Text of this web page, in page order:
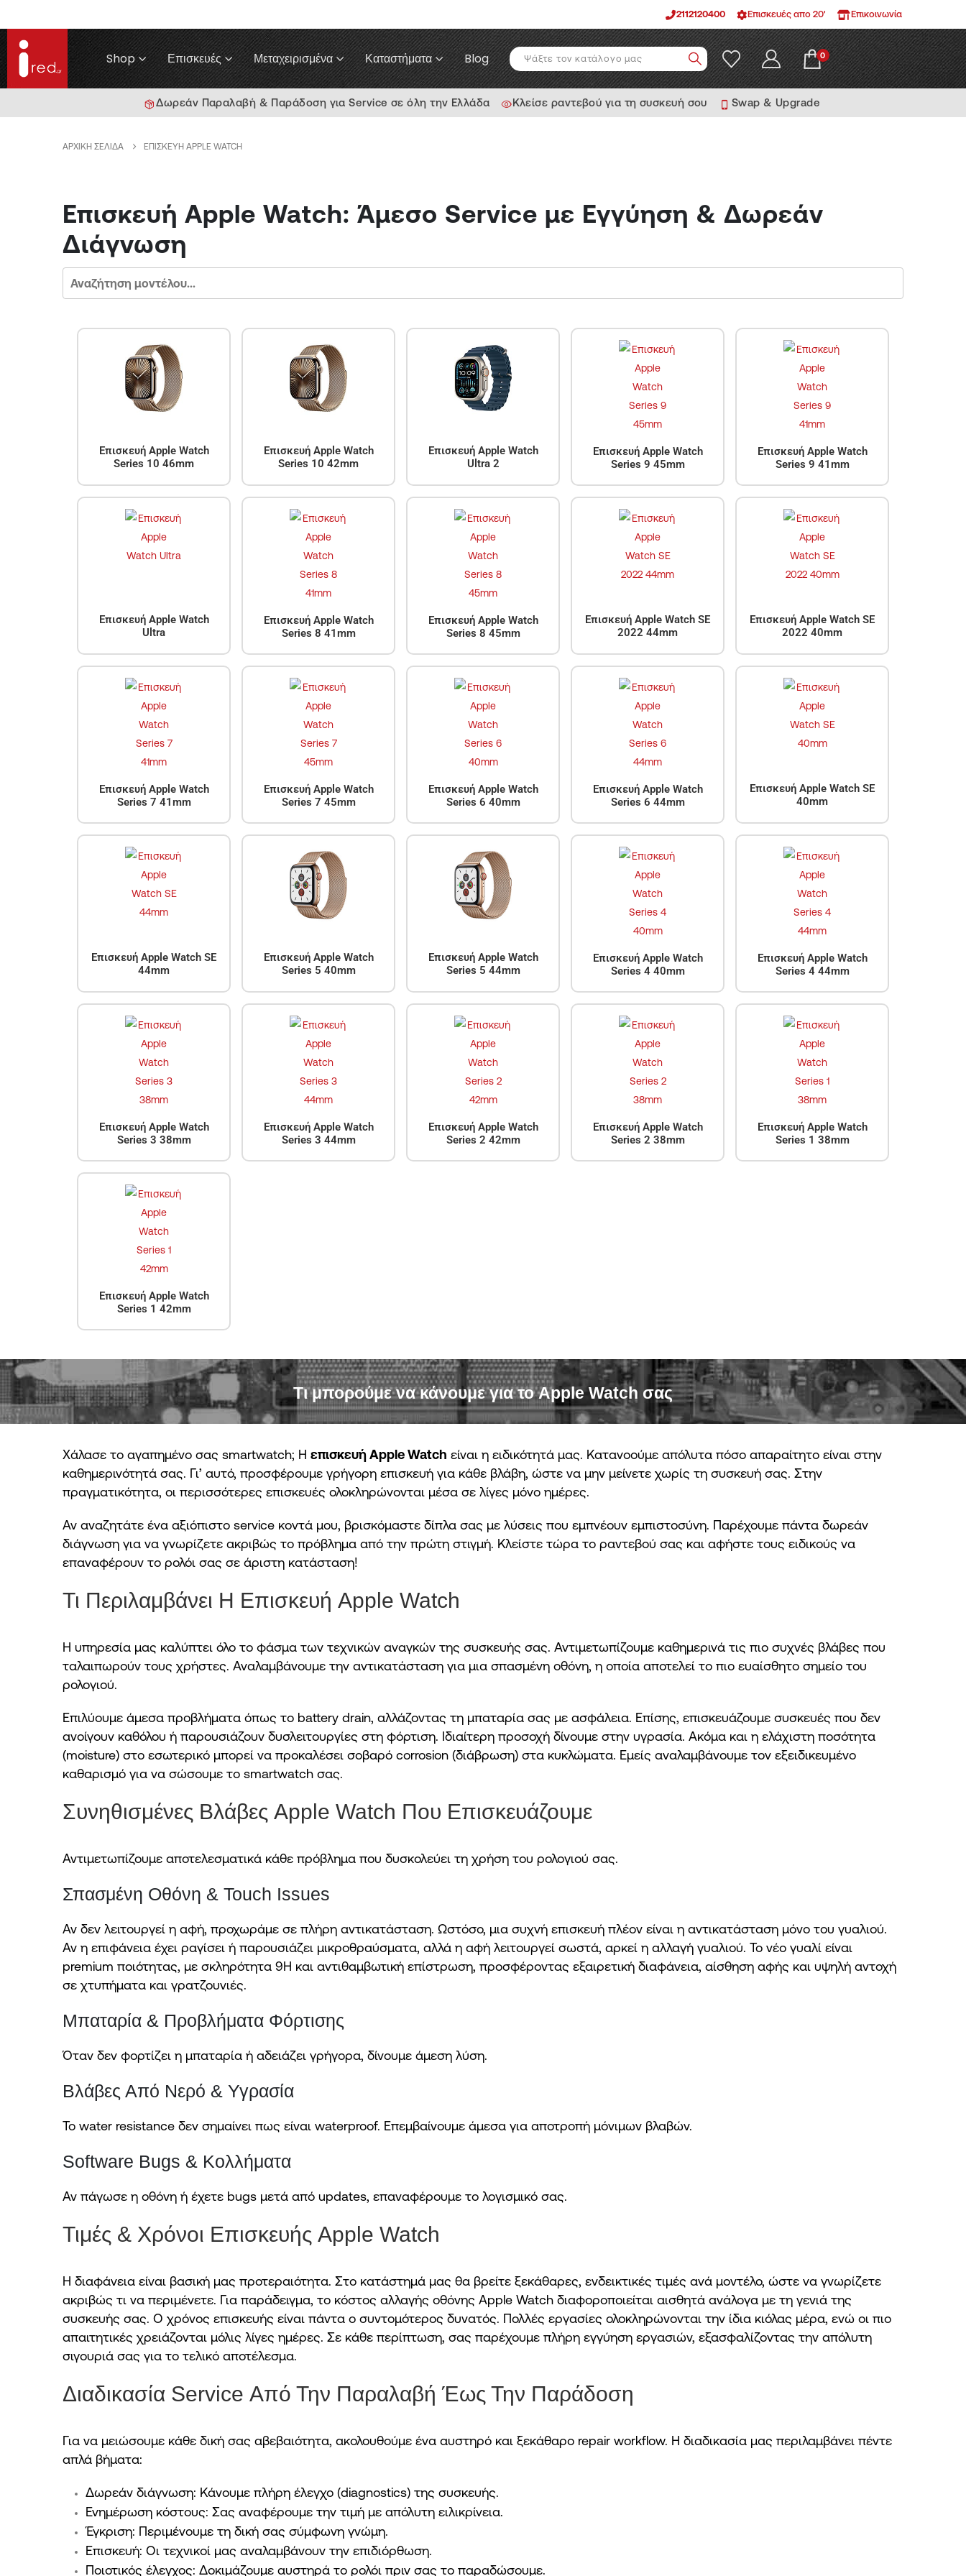
2112120400 Επισκευές απο 20' Επικοινωνία
Shop Επισκευές Μεταχειρισμένα Καταστήματα Blog 0
Δωρεάν Παραλαβή & Παράδοση για Service σε όλη την Ελλάδα Κλείσε ραντεβού για τη συσκευή σου Swap & Upgrade
ΑΡΧΙΚΉ ΣΕΛΊΔΑ ΕΠΙΣΚΕΥΉ APPLE WATCH
Επισκευή Apple Watch: Άμεσο Service με Εγγύηση & Δωρεάν
Διάγνωση
Επισκευή Apple Watch
Series 10 46mm
Επισκευή Apple Watch
Series 10 42mm
Επισκευή Apple Watch
Ultra 2
Επισκευή Apple Watch
Series 9 45mm
Επισκευή Apple Watch
Series 9 41mm
Επισκευή Apple Watch
Ultra
Επισκευή Apple Watch
Series 8 41mm
Επισκευή Apple Watch
Series 8 45mm
Επισκευή Apple Watch SE
2022 44mm
Επισκευή Apple Watch SE
2022 40mm
Επισκευή Apple Watch
Series 7 41mm
Επισκευή Apple Watch
Series 7 45mm
Επισκευή Apple Watch
Series 6 40mm
Επισκευή Apple Watch
Series 6 44mm
Επισκευή Apple Watch SE
40mm
Επισκευή Apple Watch SE
44mm
Επισκευή Apple Watch
Series 5 40mm
Επισκευή Apple Watch
Series 5 44mm
Επισκευή Apple Watch
Series 4 40mm
Επισκευή Apple Watch
Series 4 44mm
Επισκευή Apple Watch
Series 3 38mm
Επισκευή Apple Watch
Series 3 44mm
Επισκευή Apple Watch
Series 2 42mm
Επισκευή Apple Watch
Series 2 38mm
Επισκευή Apple Watch
Series 1 38mm
Επισκευή Apple Watch
Series 1 42mm
Τι μπορούμε να κάνουμε για το Apple Watch σας
Χάλασε το αγαπημένο σας smartwatch; Η επισκευή Apple Watch είναι η ειδικότητά μας. Κατανοούμε απόλυτα πόσο απαραίτητο είναι στην
καθημερινότητά σας. Γι’ αυτό, προσφέρουμε γρήγορη επισκευή για κάθε βλάβη, ώστε να μην μείνετε χωρίς τη συσκευή σας. Στην
πραγματικότητα, οι περισσότερες επισκευές ολοκληρώνονται μέσα σε λίγες μόνο ημέρες.
Αν αναζητάτε ένα αξιόπιστο service κοντά μου, βρισκόμαστε δίπλα σας με λύσεις που εμπνέουν εμπιστοσύνη. Παρέχουμε πάντα δωρεάν
διάγνωση για να γνωρίζετε ακριβώς το πρόβλημα από την πρώτη στιγμή. Κλείστε τώρα το ραντεβού σας και αφήστε τους ειδικούς να
επαναφέρουν το ρολόι σας σε άριστη κατάσταση!
Τι Περιλαμβάνει Η Επισκευή Apple Watch
Η υπηρεσία μας καλύπτει όλο το φάσμα των τεχνικών αναγκών της συσκευής σας. Αντιμετωπίζουμε καθημερινά τις πιο συχνές βλάβες που
ταλαιπωρούν τους χρήστες. Αναλαμβάνουμε την αντικατάσταση για μια σπασμένη οθόνη, η οποία αποτελεί το πιο ευαίσθητο σημείο του
ρολογιού.
Επιλύουμε άμεσα προβλήματα όπως το battery drain, αλλάζοντας τη μπαταρία σας με ασφάλεια. Επίσης, επισκευάζουμε συσκευές που δεν
ανοίγουν καθόλου ή παρουσιάζουν δυσλειτουργίες στη φόρτιση. Ιδιαίτερη προσοχή δίνουμε στην υγρασία. Ακόμα και η ελάχιστη ποσότητα
(moisture) στο εσωτερικό μπορεί να προκαλέσει σοβαρό corrosion (διάβρωση) στα κυκλώματα. Εμείς αναλαμβάνουμε τον εξειδικευμένο
καθαρισμό για να σώσουμε το smartwatch σας.
Συνηθισμένες Βλάβες Apple Watch Που Επισκευάζουμε
Αντιμετωπίζουμε αποτελεσματικά κάθε πρόβλημα που δυσκολεύει τη χρήση του ρολογιού σας.
Σπασμένη Οθόνη & Touch Issues
Αν δεν λειτουργεί η αφή, προχωράμε σε πλήρη αντικατάσταση. Ωστόσο, μια συχνή επισκευή πλέον είναι η αντικατάσταση μόνο του γυαλιού.
Αν η επιφάνεια έχει ραγίσει ή παρουσιάζει μικροθραύσματα, αλλά η αφή λειτουργεί σωστά, αρκεί η αλλαγή γυαλιού. Το νέο γυαλί είναι
premium ποιότητας, με σκληρότητα 9H και αντιθαμβωτική επίστρωση, προσφέροντας εξαιρετική διαφάνεια, αίσθηση αφής και υψηλή αντοχή
σε χτυπήματα και γρατζουνιές.
Μπαταρία & Προβλήματα Φόρτισης
Όταν δεν φορτίζει η μπαταρία ή αδειάζει γρήγορα, δίνουμε άμεση λύση.
Βλάβες Από Νερό & Υγρασία
Το water resistance δεν σημαίνει πως είναι waterproof. Επεμβαίνουμε άμεσα για αποτροπή μόνιμων βλαβών.
Software Bugs & Κολλήματα
Αν πάγωσε η οθόνη ή έχετε bugs μετά από updates, επαναφέρουμε το λογισμικό σας.
Τιμές & Χρόνοι Επισκευής Apple Watch
Η διαφάνεια είναι βασική μας προτεραιότητα. Στο κατάστημά μας θα βρείτε ξεκάθαρες, ενδεικτικές τιμές ανά μοντέλο, ώστε να γνωρίζετε
ακριβώς τι να περιμένετε. Για παράδειγμα, το κόστος αλλαγής οθόνης Apple Watch διαφοροποιείται αισθητά ανάλογα με τη γενιά της
συσκευής σας. Ο χρόνος επισκευής είναι πάντα ο συντομότερος δυνατός. Πολλές εργασίες ολοκληρώνονται την ίδια κιόλας μέρα, ενώ οι πιο
απαιτητικές χρειάζονται μόλις λίγες ημέρες. Σε κάθε περίπτωση, σας παρέχουμε πλήρη εγγύηση εργασιών, εξασφαλίζοντας την απόλυτη
σιγουριά σας για το τελικό αποτέλεσμα.
Διαδικασία Service Από Την Παραλαβή Έως Την Παράδοση
Για να μειώσουμε κάθε δική σας αβεβαιότητα, ακολουθούμε ένα αυστηρό και ξεκάθαρο repair workflow. Η διαδικασία μας περιλαμβάνει πέντε
απλά βήματα:
Δωρεάν διάγνωση: Κάνουμε πλήρη έλεγχο (diagnostics) της συσκευής.
Ενημέρωση κόστους: Σας αναφέρουμε την τιμή με απόλυτη ειλικρίνεια.
Έγκριση: Περιμένουμε τη δική σας σύμφωνη γνώμη.
Επισκευή: Οι τεχνικοί μας αναλαμβάνουν την επιδιόρθωση.
Ποιοτικός έλεγχος: Δοκιμάζουμε αυστηρά το ρολόι πριν σας το παραδώσουμε.